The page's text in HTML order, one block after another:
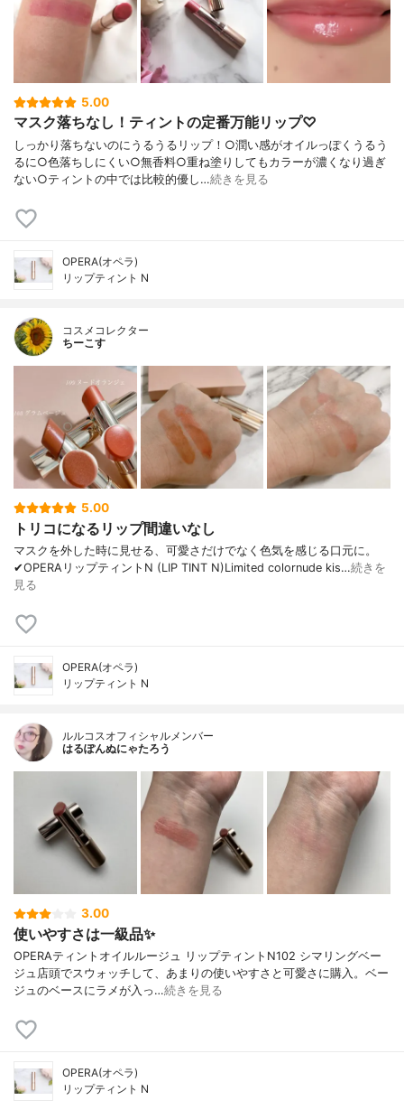
5.00
マスク落ちなし！ティントの定番万能リップ♡
しっかり落ちないのにうるうるリップ！○潤い感がオイルっぽくうるう
るに○色落ちしにくい○無香料○重ね塗りしてもカラーが濃くなり過ぎ
ない○ティントの中では比較的優し…続きを見る
OPERA(オペラ)
リップティント N
コスメコレクター
ちーこす
5.00
トリコになるリップ間違いなし
マスクを外した時に見せる、可愛さだけでなく色気を感じる口元に。
✔︎OPERAリップティントN (LIP TINT N)Limited colornude kis…続きを
見る
OPERA(オペラ)
リップティント N
ルルコスオフィシャルメンバー
はるぽんぬにゃたろう
3.00
使いやすさは一級品✨
OPERAティントオイルルージュ リップティントN102 シマリングベー
ジュ店頭でスウォッチして、あまりの使いやすさと可愛さに購入。ベー
ジュのベースにラメが入っ…続きを見る
OPERA(オペラ)
リップティント N